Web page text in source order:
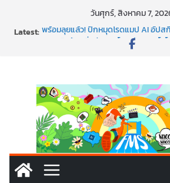
วันศุกร์, สิงหาคม 7,
Latest:พร้อมลุยแล้ว! ปักหมุดโรดแมป AI อัปส
พาธุรกิจท้องถิ่นสู่ตลาดโลก ด้วยเทคโนโล
นอกจากเทคโนโลยีจะล้ำ หัวใจคนทำธุร